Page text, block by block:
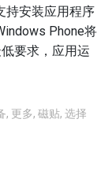
持安装应用程序
Phone将
要求，应用运
, 更多, 磁贴, 选择